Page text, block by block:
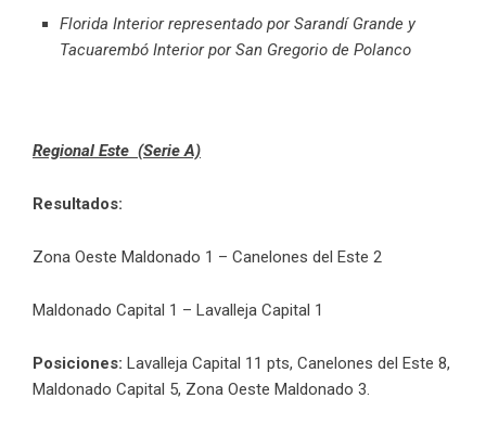
Florida Interior representado por Sarandí Grande y
Tacuarembó Interior por San Gregorio de Polanco
Regional Este (Serie A)
Resultados:
Zona Oeste Maldonado 1 – Canelones del Este 2
Maldonado Capital 1 – Lavalleja Capital 1
Posiciones: Lavalleja Capital 11 pts, Canelones del Este 8,
Maldonado Capital 5, Zona Oeste Maldonado 3.